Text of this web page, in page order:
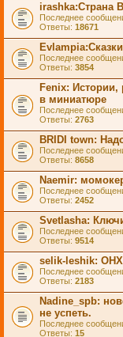
irashka:Страна
Последнее
Ответы: 18671
Evlampia:Сказки
Последнее
Ответы: 3854
Fenix: Истории,
в миниатюре
Последнее
Ответы: 2763
BRIDI tоwn:
Последнее
Ответы: 8658
Naemir:
Последнее
Ответы: 2452
Svetlasha:
Последнее
Ответы: 9514
selik-leshik:
Последнее
Ответы: 2183
Nadine_spb:
не успеть.
Последнее
Ответы: 15